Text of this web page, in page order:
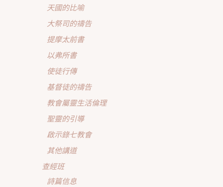
天國的比喻
大祭司的禱告
提摩太前書
以弗所書
使徒行傳
基督徒的禱告
教會屬靈生活倫理
聖靈的引導
啟示錄七教會
其他講道
查經班
詩篇信息